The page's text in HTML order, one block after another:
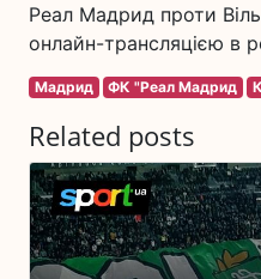
Реал Мадрид проти
онлайн-трансляцією в
Мадрид ФК "Реал Мадрид
Related posts